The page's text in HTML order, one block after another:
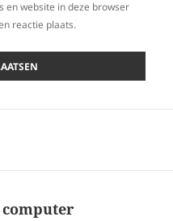
en website in deze browser
reactie plaats.
computer